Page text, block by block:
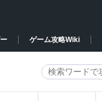
ゲーム攻略Wiki